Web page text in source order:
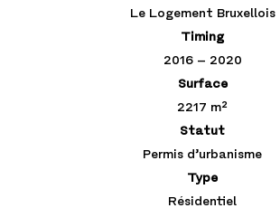
Le Logement Bruxellois
Timing
2016 – 2020
Surface
2217 m²
Statut
Permis d’urbanisme
Type
Résidentiel